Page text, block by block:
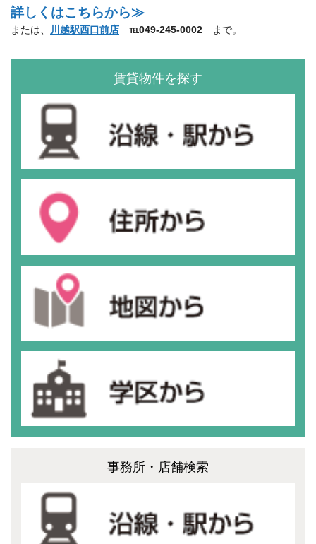
詳しくはこちらから≫
または、 川越駅西口前店 ℡049-245-0002 まで。
賃貸物件を探す
事務所・店舗検索